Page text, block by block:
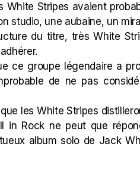
White Stripes avaient
studio, une aubaine, un
du titre, très White
ce groupe légendaire a
de ne pas
les White Stripes
in Rock ne peut que
album solo de Jack